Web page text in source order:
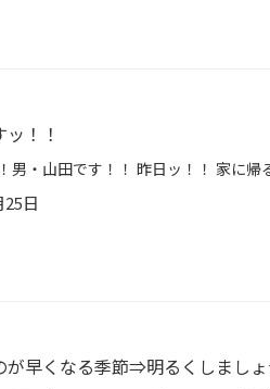
！！
日
が早くなる季節⇒明るくしまし